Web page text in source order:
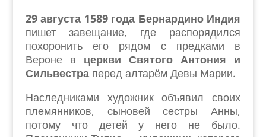
29 августа 1589 года Бернардино Индия
пишет завещание, где распорядился
похоронить его рядом с предками в
Вероне в церкви Святого Антония и
Сильвестраперед алтарём Девы Марии.
Наследниками художник объявил своих
племянников, сыновей сестры Анны,
потому что детей у него не было.